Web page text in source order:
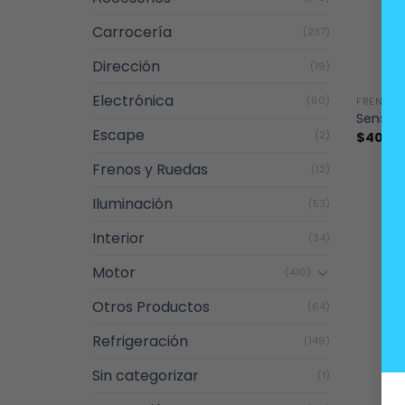
Carrocería (237)
Dirección (19)
Electrónica (60)
Escape (2)
Frenos y Ruedas (12)
Iluminación (53)
Interior (34)
Motor (410)
Otros Productos (64)
Refrigeración (149)
Sin categorizar (1)
FRENOS
Sensor
$40.000